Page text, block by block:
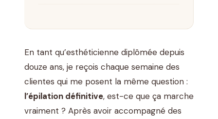
En tant qu’esthéticienne diplômée depuis
douze ans, je reçois chaque semaine des
clientes qui me posent la même question :
l’épilation définitive, est-ce que ça marche
vraiment ? Après avoir accompagné des